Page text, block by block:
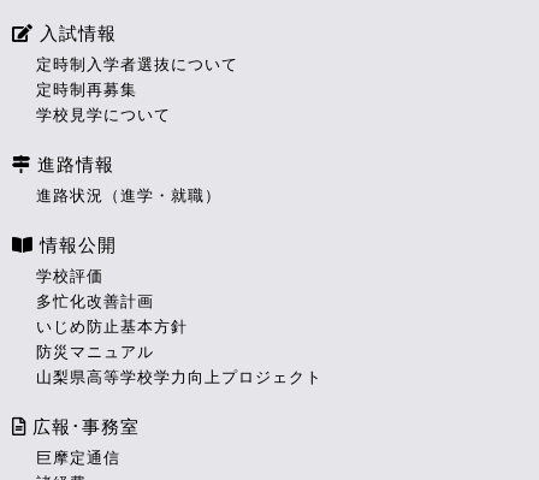
入試情報
定時制入学者選抜について
定時制再募集
学校見学について
進路情報
進路状況（進学・就職）
情報公開
学校評価
多忙化改善計画
いじめ防止基本方針
防災マニュアル
山梨県高等学校学力向上プロジェクト
広報･事務室
巨摩定通信